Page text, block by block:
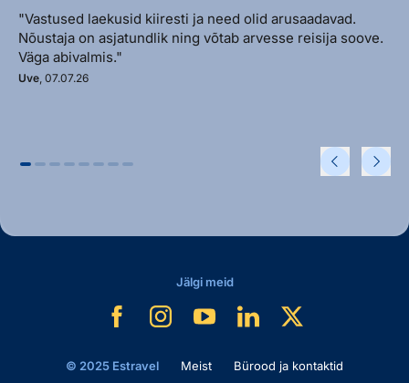
"Vastused laekusid kiiresti ja need olid arusaadavad.
Nõustaja on asjatundlik ning võtab arvesse reisija soove.
Väga abivalmis."
Uve , 07.07.26
© 2025 Estravel Meist Bürood ja kontaktid
Jälgi meid